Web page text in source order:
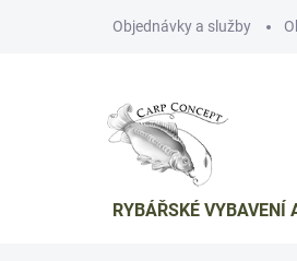
Objednávky a služby
RYBÁŘSKÉ VYBAVENÍ